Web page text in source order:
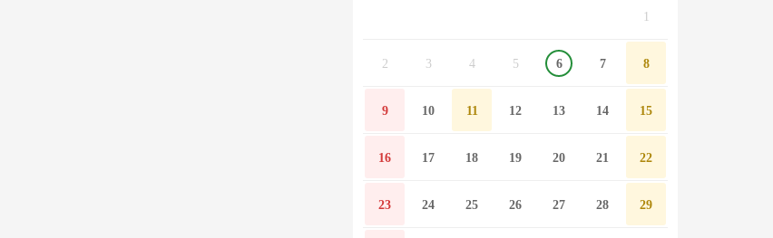
1
2 3 4 5 6 7 8
9 10 11 12 13 14 15
16 17 18 19 20 21 22
23 24 25 26 27 28 29